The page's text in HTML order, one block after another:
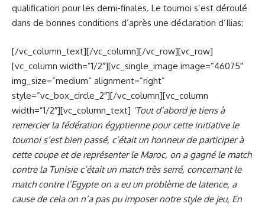
qualification pour les demi-finales. Le tournoi s’est déroulé
dans de bonnes conditions d’après une déclaration d’Ilias:
[/vc_column_text][/vc_column][/vc_row][vc_row]
[vc_column width=”1/2″][vc_single_image image=”46075″
img_size=”medium” alignment=”right”
style=”vc_box_circle_2″][/vc_column][vc_column
width=”1/2″][vc_column_text] ‘Tout d’abord je tiens à
remercier la fédération égyptienne pour cette initiative le
tournoi s’est bien passé, c’était un honneur de participer à
cette coupe et de représenter le Maroc, on a gagné le match
contre la Tunisie c’était un match très serré, concernant le
match contre l’Egypte on a eu un problème de latence, a
cause de cela on n’a pas pu imposer notre style de jeu, En